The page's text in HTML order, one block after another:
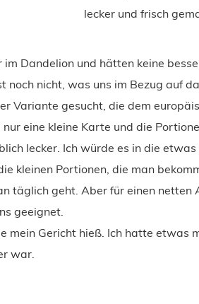
lecker und frisch
Dandelion und hätten keine
nicht, was uns im Bezug auf
Variante gesucht, die dem
eine kleine Karte und die
lecker. Ich würde es in die
kleinen Portionen, die man
täglich geht. Aber für einen netten
geeignet.
mein Gericht hieß. Ich hatte etwas
war.